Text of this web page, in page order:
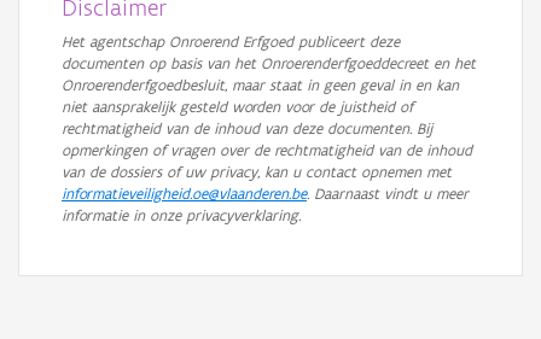
Disclaimer
Het agentschap Onroerend Erfgoed publiceert deze
documenten op basis van het Onroerenderfgoeddecreet en het
Onroerenderfgoedbesluit, maar staat in geen geval in en kan
niet aansprakelijk gesteld worden voor de juistheid of
rechtmatigheid van de inhoud van deze documenten. Bij
opmerkingen of vragen over de rechtmatigheid van de inhoud
van de dossiers of uw privacy, kan u contact opnemen met
informatieveiligheid.oe@vlaanderen.be. Daarnaast vindt u meer
informatie in onze privacyverklaring.